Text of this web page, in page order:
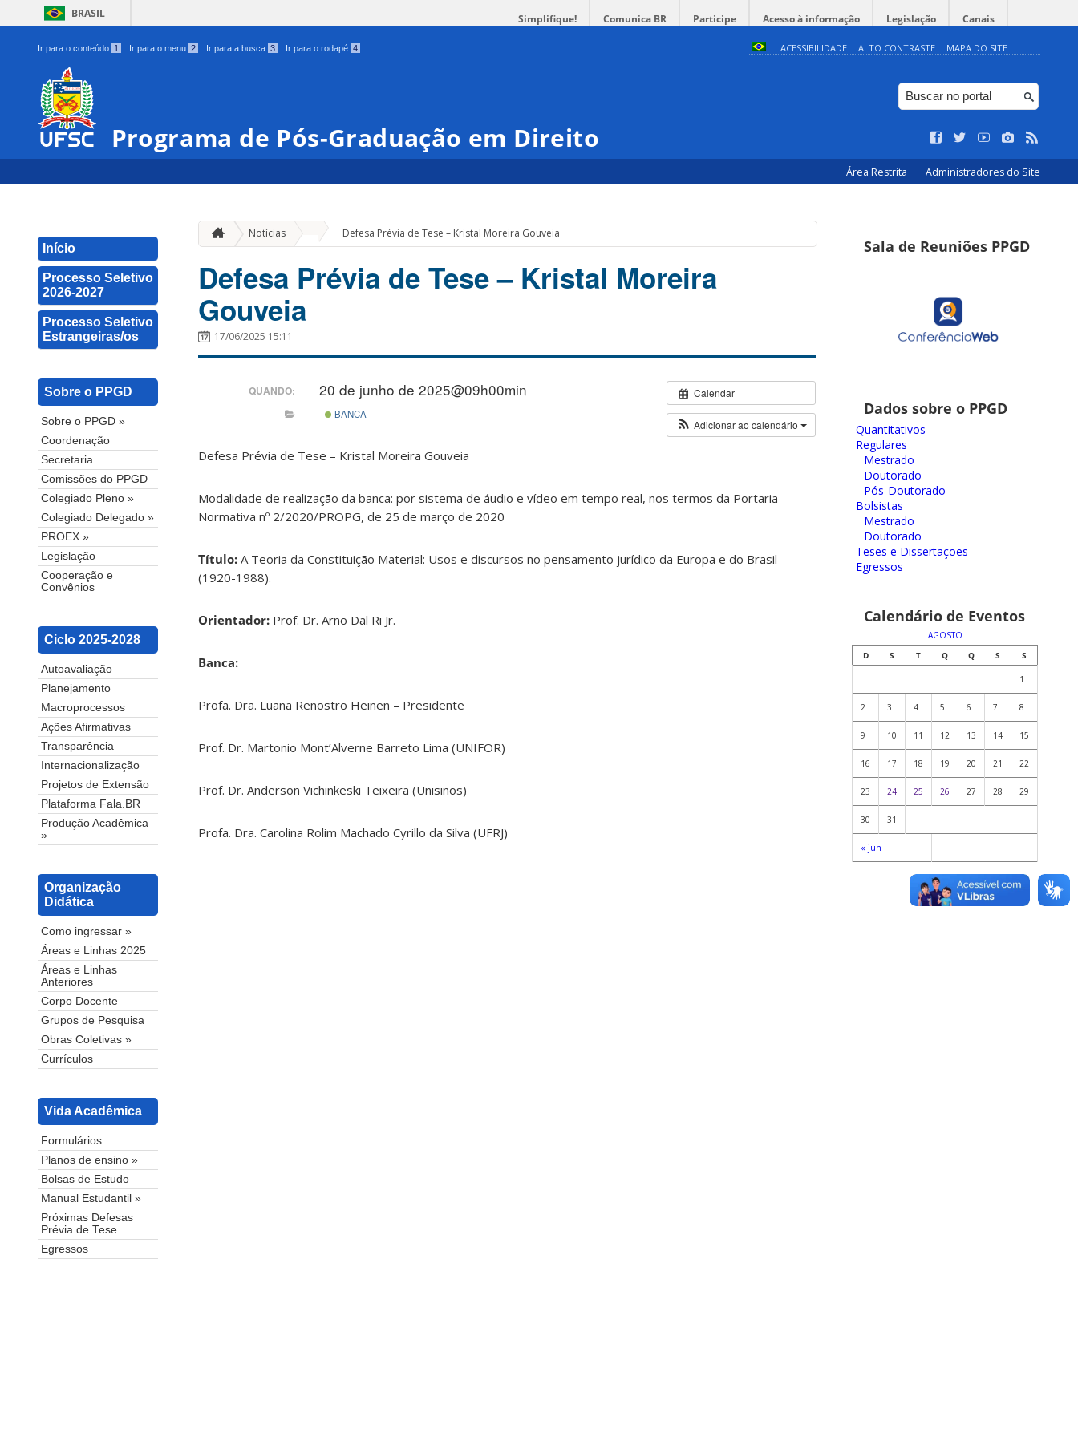
BRASIL Simplifique! Comunica BR Participe Acesso à informação Legislação Canais
Ir para o conteúdo 1 Ir para o menu 2 Ir para a busca 3 Ir para o rodapé 4 ACESSIBILIDADE ALTO CONTRASTE MAPA DO SITE
Programa de Pós-Graduação em Direito
Área Restrita Administradores do Site
Início
Processo Seletivo
2026-2027
Processo Seletivo
Estrangeiras/os
Sobre o PPGD
Sobre o PPGD »
Coordenação
Secretaria
Comissões do PPGD
Colegiado Pleno »
Colegiado Delegado »
PROEX »
Legislação
Cooperação e
Convênios
Ciclo 2025-2028
Autoavaliação
Planejamento
Macroprocessos
Ações Afirmativas
Transparência
Internacionalização
Projetos de Extensão
Plataforma Fala.BR
Produção Acadêmica
»
Organização
Didática
Como ingressar »
Áreas e Linhas 2025
Áreas e Linhas
Anteriores
Corpo Docente
Grupos de Pesquisa
Obras Coletivas »
Currículos
Vida Acadêmica
Formulários
Planos de ensino »
Bolsas de Estudo
Manual Estudantil »
Próximas Defesas
Prévia de Tese
Egressos
Notícias Defesa Prévia de Tese – Kristal Moreira Gouveia
Defesa Prévia de Tese – Kristal Moreira
Gouveia
17/06/2025 15:11
Calendar
Adicionar ao calendário
QUANDO: 20 de junho de 2025@09h00min
BANCA
Defesa Prévia de Tese – Kristal Moreira Gouveia
Modalidade de realização da banca: por sistema de áudio e vídeo em tempo real, nos termos da Portaria
Normativa nº 2/2020/PROPG, de 25 de março de 2020
Título: A Teoria da Constituição Material: Usos e discursos no pensamento jurídico da Europa e do Brasil
(1920-1988).
Orientador: Prof. Dr. Arno Dal Ri Jr.
Banca:
Profa. Dra. Luana Renostro Heinen – Presidente
Prof. Dr. Martonio Mont’Alverne Barreto Lima (UNIFOR)
Prof. Dr. Anderson Vichinkeski Teixeira (Unisinos)
Profa. Dra. Carolina Rolim Machado Cyrillo da Silva (UFRJ)
Sala de Reuniões PPGD
Dados sobre o PPGD
Quantitativos
Regulares
Mestrado
Doutorado
Pós-Doutorado
Bolsistas
Mestrado
Doutorado
Teses e Dissertações
Egressos
Calendário de Eventos
AGOSTO
D
S T Q Q S S
« jun
1
2 3 4 5 6 7 8
9 10 11 12 13 14 15
16 17 18 19 20 21 22
23 24 25 26 27 28 29
30 31